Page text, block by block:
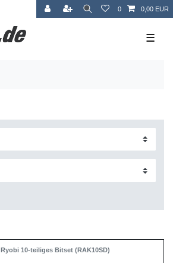
0 0,00 EUR
☰
Ryobi 10-teiliges Bitset (RAK10SD)